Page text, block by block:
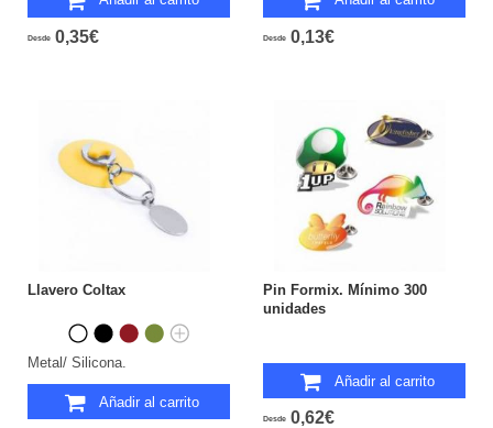
Desde 0,35€ Desde 0,13€
Llavero Coltax
Metal/ Silicona.
Añadir al carrito
Pin Formix. Mínimo 300
unidades
Añadir al carrito
Desde 0,62€